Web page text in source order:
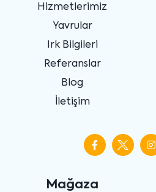
Hizmetlerimiz
Yavrular
Irk Bilgileri
Referanslar
Blog
İletişim
Mağaza